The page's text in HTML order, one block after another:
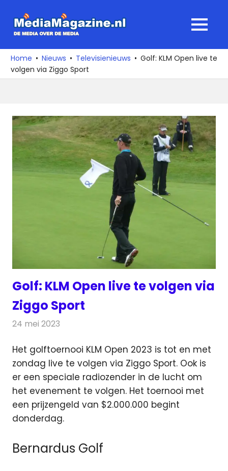
naar
media
over
de
MENU
Home Nieuws Televisienieuws
Golf: KLM Open live te
volgen via Ziggo Sport
Golf: KLM Open live te volgen via
Ziggo Sport
24 mei 2023
Het golftoernooi KLM Open 2023 is tot en met
zondag live te volgen via Ziggo Sport. Ook is
er een speciale radiozender in de lucht om
het evenement te volgen. Het toernooi met
een prijzengeld van $2.000.000 begint
donderdag.
Bernardus Golf